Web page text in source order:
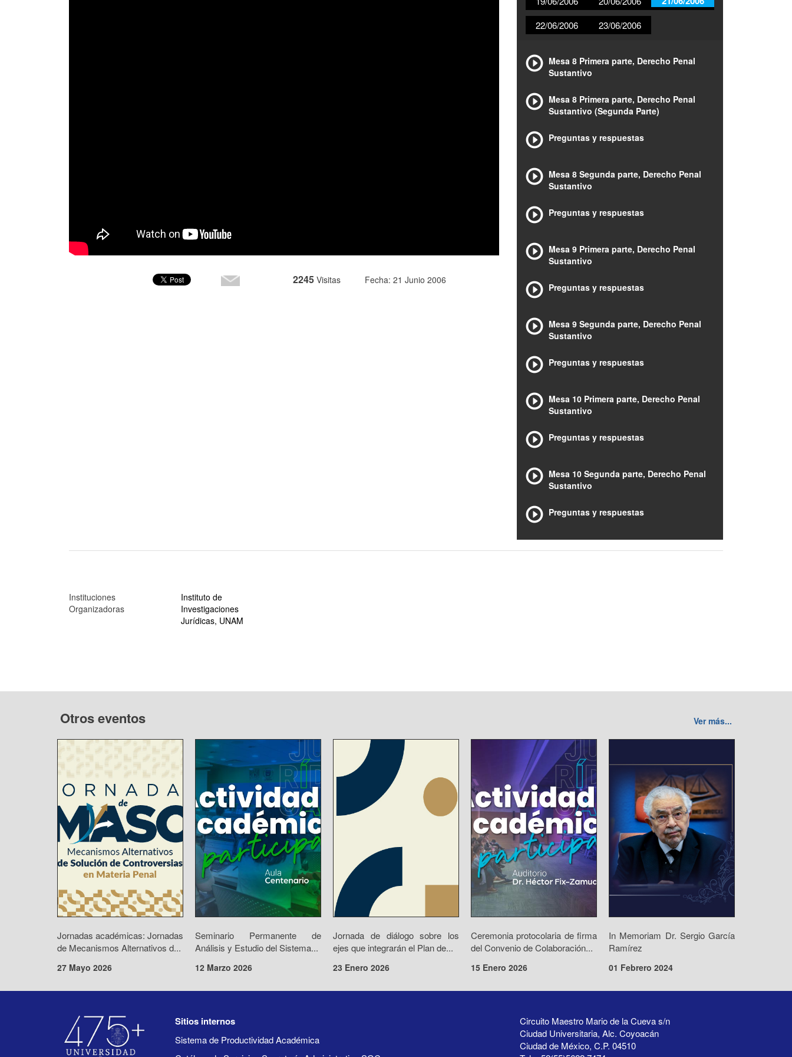
2245 Visitas Fecha: 21 Junio 2006
22/06/2006 23/06/2006
Mesa 8 Primera parte, Derecho Penal
Sustantivo
Mesa 8 Primera parte, Derecho Penal
Sustantivo (Segunda Parte)
Preguntas y respuestas
Mesa 8 Segunda parte, Derecho Penal
Sustantivo
Preguntas y respuestas
Mesa 9 Primera parte, Derecho Penal
Sustantivo
Preguntas y respuestas
Mesa 9 Segunda parte, Derecho Penal
Sustantivo
Preguntas y respuestas
Mesa 10 Primera parte, Derecho Penal
Sustantivo
Preguntas y respuestas
Mesa 10 Segunda parte, Derecho Penal
Sustantivo
Preguntas y respuestas
Instituciones
Organizadoras
Instituto de
Investigaciones
Jurídicas, UNAM
Otros eventos Ver más...
Jornadas académicas: Jornadas
de Mecanismos Alternativos d...
27 Mayo 2026
Seminario Permanente de
Análisis y Estudio del Sistema...
12 Marzo 2026
Jornada de diálogo sobre los
ejes que integrarán el Plan de...
23 Enero 2026
Ceremonia protocolaria de firma
del Convenio de Colaboración...
15 Enero 2026
In Memoriam Dr. Sergio García
Ramírez
01 Febrero 2024
Circuito Maestro Mario de la Cueva s/n
Ciudad Universitaria, Alc. Coyoacán
Ciudad de México, C.P. 04510
Sitios internos
Sistema de Productividad Académica